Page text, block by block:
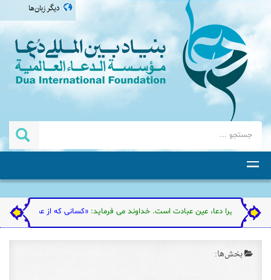
دیگر زبان‌ها
العربية
english
اردو
زیرا دعا، عین عبادت است. خداوند می فرماید:«کسانی که از عبادت من گردن
بخش‌ها: